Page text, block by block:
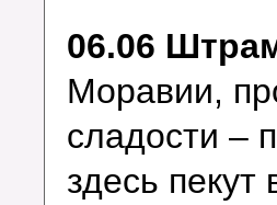
06.06
Моравии,
сладости –
здесь